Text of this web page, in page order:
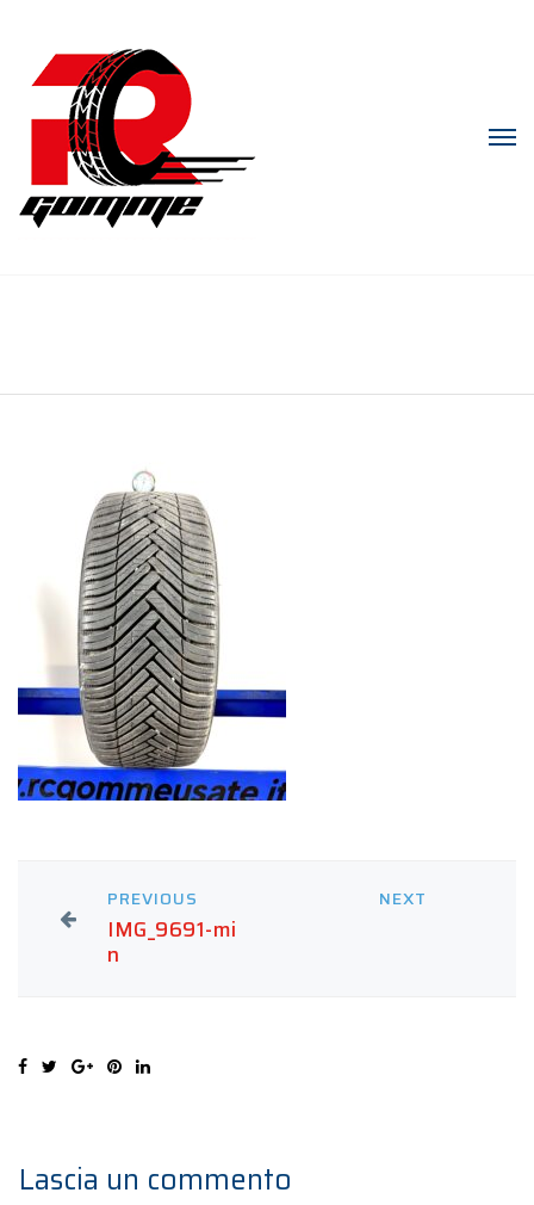
PREVIOUS
IMG_9691-mi
n
NEXT
Lascia un commento